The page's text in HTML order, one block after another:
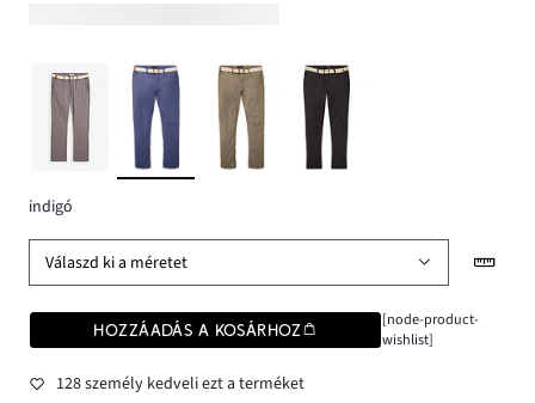
indigó
Válaszd ki a méretet
HOZZÁADÁS A KOSÁRHOZ
[node-product-
wishlist]
128 személy kedveli ezt a terméket